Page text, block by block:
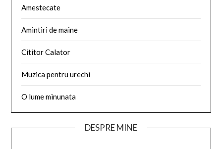
Amestecate
Amintiri de maine
Cititor Calator
Muzica pentru urechi
O lume minunata
DESPRE MINE